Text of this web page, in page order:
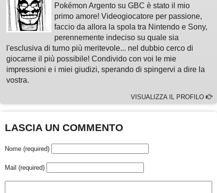
Pokémon Argento su GBC è stato il mio
primo amore! Videogiocatore per passione,
faccio da allora la spola tra Nintendo e Sony,
perennemente indeciso su quale sia
l'esclusiva di turno più meritevole... nel dubbio cerco di
giocarne il più possibile! Condivido con voi le mie
impressioni e i miei giudizi, sperando di spingervi a dire la
vostra.
VISUALIZZA IL PROFILO
LASCIA UN COMMENTO
Nome (required)
Mail (required)